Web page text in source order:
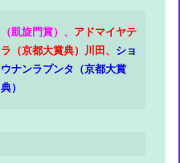
（凱旋門賞）、 アドマイヤテ
ラ（京都大賞典）川田、 ショ
ウナンラプンタ（京都大賞
典）